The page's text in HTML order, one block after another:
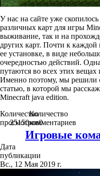
У нас на сайте уже
различных карт для игры
выживание, так и на
других карт. Почти к каждой
ее установке, в виде
очередностью действий.
путаются во всех этих вещах
Именно поэтому, мы решили
статью, в которой мы
Minecraft java edition.
Количество
просмотров
25150
Количество
комментариев
0
Игровые
Дата
публикации
Вс., 12 Мая 2019 г.